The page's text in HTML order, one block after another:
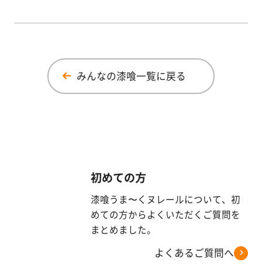
みんなの漆喰一覧に戻る
初めての方
漆喰うま〜くヌレールについて、初
めての方からよくいただくご質問を
まとめました。
よくあるご質問へ